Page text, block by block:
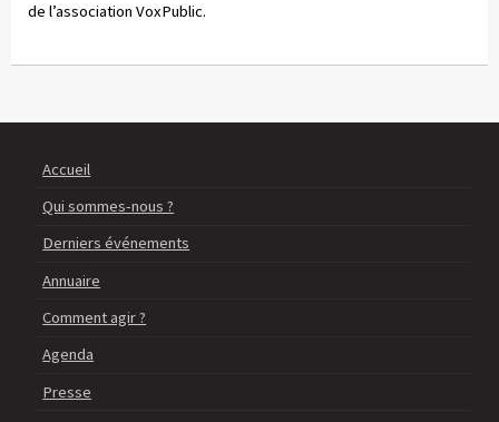
de l’association VoxPublic.
Accueil
Qui sommes-nous ?
Derniers événements
Annuaire
Comment agir ?
Agenda
Presse